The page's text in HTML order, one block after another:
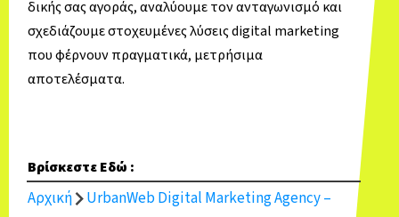
δικής σας αγοράς, αναλύουμε τον ανταγωνισμό και
σχεδιάζουμε στοχευμένες λύσεις digital marketing
που φέρνουν πραγματικά, μετρήσιμα
αποτελέσματα.
Βρίσκεστε Εδώ :
Αρχική
UrbanWeb Digital Marketing Agency –